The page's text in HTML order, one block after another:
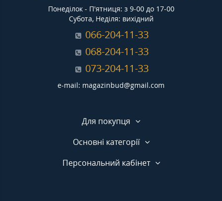
Понеділок - П'ятниця: з 9-00 до 17-00
Субота, Неділя: вихідний
066-204-11-33
068-204-11-33
073-204-11-33
e-mail: magazinbud@gmail.com
Для покупця
Основні категорії
Персональний кабінет